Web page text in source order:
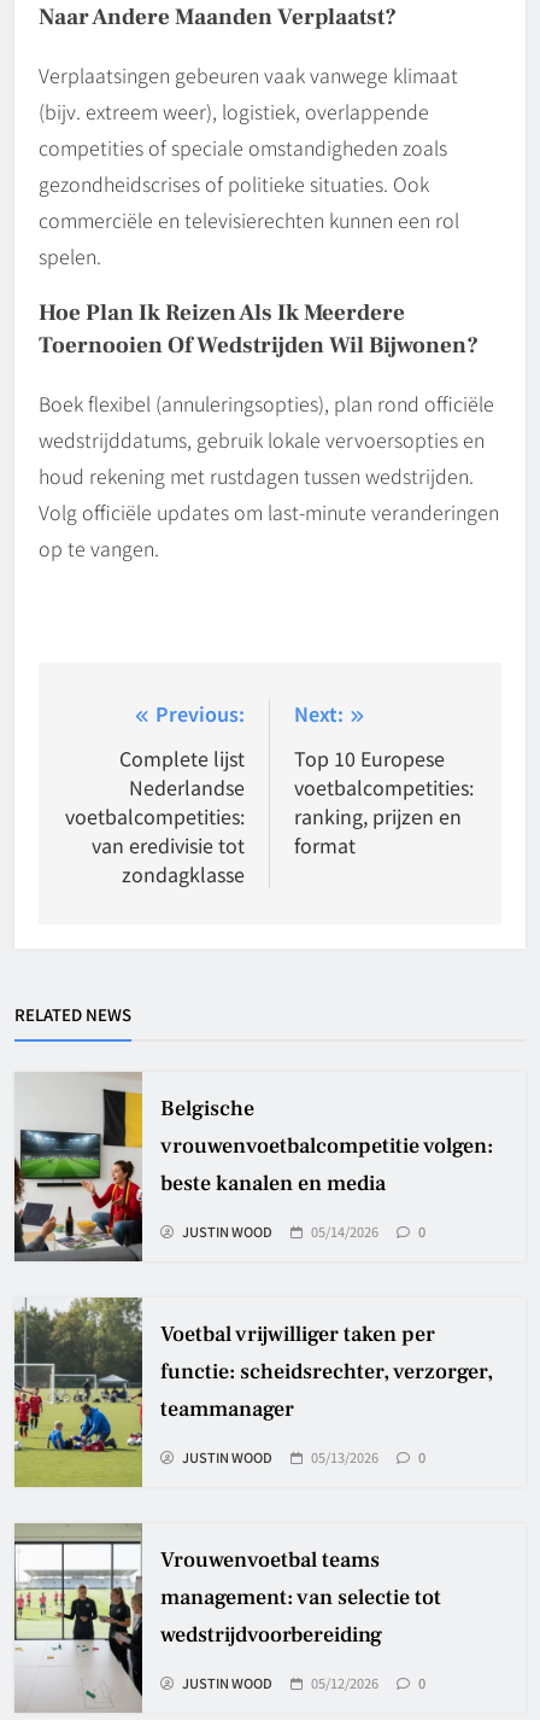
Naar Andere Maanden Verplaatst?
Verplaatsingen gebeuren vaak vanwege klimaat
(bijv. extreem weer), logistiek, overlappende
competities of speciale omstandigheden zoals
gezondheidscrises of politieke situaties. Ook
commerciële en televisierechten kunnen een rol
spelen.
Hoe Plan Ik Reizen Als Ik Meerdere
Toernooien Of Wedstrijden Wil Bijwonen?
Boek flexibel (annuleringsopties), plan rond officiële
wedstrijddatums, gebruik lokale vervoersopties en
houd rekening met rustdagen tussen wedstrijden.
Volg officiële updates om last-minute veranderingen
op te vangen.
navigation
Previous:
Complete lijst
Nederlandse
voetbalcompetities:
van eredivisie tot
zondagklasse
Next:
Top 10 Europese
voetbalcompetities:
ranking, prijzen en
format
RELATED NEWS
Belgische
vrouwenvoetbalcompetitie volgen:
beste kanalen en media
JUSTIN WOOD 05/14/2026 0
Voetbal vrijwilliger taken per
functie: scheidsrechter, verzorger,
teammanager
JUSTIN WOOD 05/13/2026 0
Vrouwenvoetbal teams
management: van selectie tot
wedstrijdvoorbereiding
JUSTIN WOOD 05/12/2026 0